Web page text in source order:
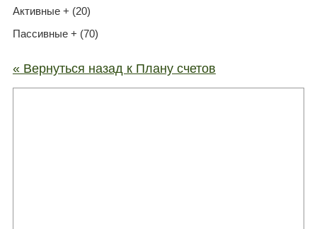
Активные + (20)
Пассивные + (70)
« Вернуться назад к Плану счетов